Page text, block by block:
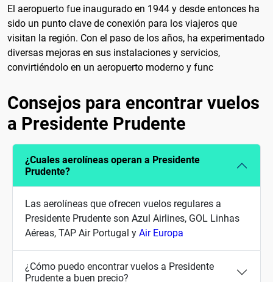
El aeropuerto fue inaugurado en 1944 y desde entonces ha
sido un punto clave de conexión para los viajeros que
visitan la región. Con el paso de los años, ha experimentado
diversas mejoras en sus instalaciones y servicios,
convirtiéndolo en un aeropuerto moderno y func
Consejos para encontrar vuelos
a Presidente Prudente
¿Cuales aerolíneas operan a Presidente
Prudente?
Las aerolíneas que ofrecen vuelos regulares a
Presidente Prudente son Azul Airlines, GOL Linhas
Aéreas, TAP Air Portugal y Air Europa
¿Cómo puedo encontrar vuelos a Presidente
Prudente a buen precio?